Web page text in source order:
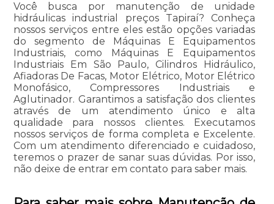
Você busca por manutenção de unidade
hidráulicas industrial preços Tapiraí? Conheça
nossos serviços entre eles estão opções variadas
do segmento de Máquinas E Equipamentos
Industriais, como Máquinas E Equipamentos
Industriais Em São Paulo, Cilindros Hidráulico,
Afiadoras De Facas, Motor Elétrico, Motor Elétrico
Monofásico, Compressores Industriais e
Aglutinador. Garantimos a satisfação dos clientes
através de um atendimento único e alta
qualidade para nossos clientes. Executamos
nossos serviços de forma completa e Excelente.
Com um atendimento diferenciado e cuidadoso,
teremos o prazer de sanar suas dúvidas. Por isso,
não deixe de entrar em contato para saber mais.